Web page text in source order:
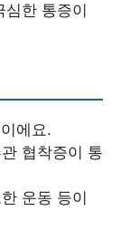
한 통증이
에요.
협착증이 통
운동 등이